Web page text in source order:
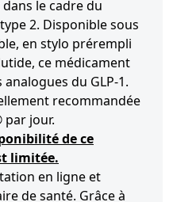
le cadre du
2. Disponible sous
en stylo prérempli
ce médicament
du GLP-1.
recommandée
par jour.
de ce
limitée.
en ligne et
de santé. Grâce à